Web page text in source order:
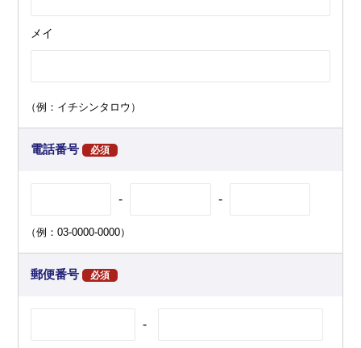
メイ
（例：イチシンタロウ）
電話番号 必須
- -
（例：03-0000-0000）
郵便番号 必須
-